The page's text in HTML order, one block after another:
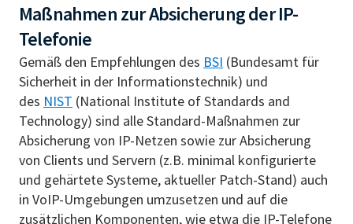
Maßnahmen zur Absicherung der IP-
Telefonie
Gemäß den Empfehlungen des BSI (Bundesamt für
Sicherheit in der Informationstechnik) und
des NIST (National Institute of Standards and
Technology) sind alle Standard-Maßnahmen zur
Absicherung von IP-Netzen sowie zur Absicherung
von Clients und Servern (z.B. minimal konfigurierte
und gehärtete Systeme, aktueller Patch-Stand) auch
in VoIP-Umgebungen umzusetzen und auf die
zusätzlichen Komponenten, wie etwa die IP-Telefone